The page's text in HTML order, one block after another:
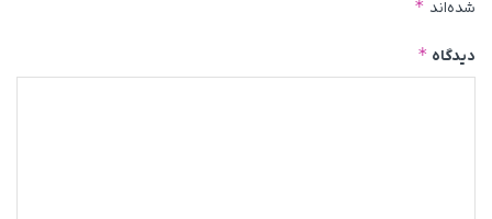
شده‌اند *
دیدگاه *